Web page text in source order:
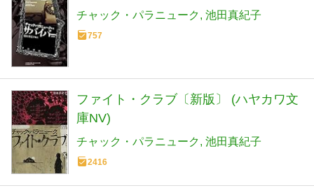
チャック・パラニューク 池田真紀子
757
ファイト・クラブ〔新版〕 (ハヤカワ文
庫NV)
チャック・パラニューク 池田真紀子
2416